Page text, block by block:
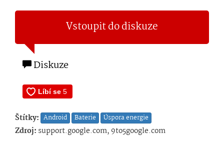
Vstoupit do diskuze
Diskuze
Štítky: Android Baterie Úspora energie
Zdroj: support.google.com, 9to5google.com